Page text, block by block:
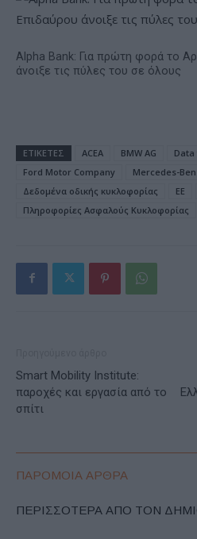
Alpha Bank: Για πρώτη φορά το
άνοιξε τις πύλες του σε όλους
ΕΤΙΚΕΤΕΣ ACEA BMW AG
Ford Motor Company
Mercedes-
Δεδομένα οδικής κυκλοφορίας
ΕΕ
Πληροφορίες Ασφαλούς Κυκλοφορίας
Smart Mobility Institute:
παροχές και εργασία από το
σπίτι
ΠΑΡΟΜΟΙΑ ΑΡΘΡΑ
ΠΕΡΙΣΣΟΤΕΡΑ ΑΠΟ ΤΟΝ